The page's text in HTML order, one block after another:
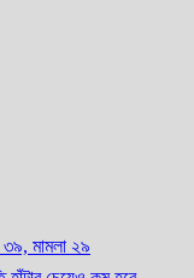
৩৯, মামলা ২৯